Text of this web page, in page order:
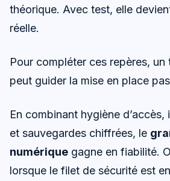
théorique. Avec test, elle
réelle.
Pour compléter ces repères,
peut guider la mise en place
En combinant hygiène
et sauvegardes chiffrées, le
numérique gagne en fiabilité.
lorsque le filet de sécurité est